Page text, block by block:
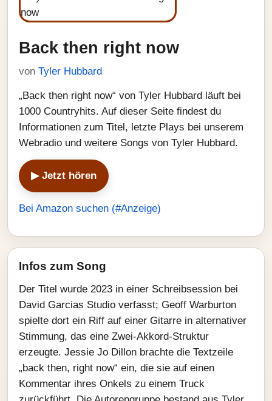
Back then right now
von Tyler Hubbard
„Back then right now“ von Tyler Hubbard läuft bei
1000 Countryhits. Auf dieser Seite findest du
Informationen zum Titel, letzte Plays bei unserem
Webradio und weitere Songs von Tyler Hubbard.
▶ Jetzt hören
Bei Amazon suchen (#Anzeige)
Infos zum Song
Der Titel wurde 2023 in einer Schreibsession bei
David Garcias Studio verfasst; Geoff Warburton
spielte dort ein Riff auf einer Gitarre in alternativer
Stimmung, das eine Zwei‑Akkord‑Struktur
erzeugte. Jessie Jo Dillon brachte die Textzeile
„back then, right now“ ein, die sie auf einen
Kommentar ihres Onkels zu einem Truck